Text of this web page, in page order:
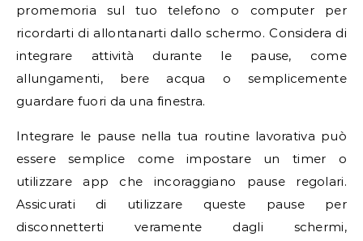
promemoria sul tuo telefono o computer per
ricordarti di allontanarti dallo schermo. Considera di
integrare attività durante le pause, come
allungamenti, bere acqua o semplicemente
guardare fuori da una finestra.
Integrare le pause nella tua routine lavorativa può
essere semplice come impostare un timer o
utilizzare app che incoraggiano pause regolari.
Assicurati di utilizzare queste pause per
disconnetterti veramente dagli schermi,